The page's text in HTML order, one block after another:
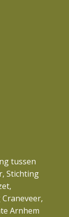
tussen
Stichting
Arnhem